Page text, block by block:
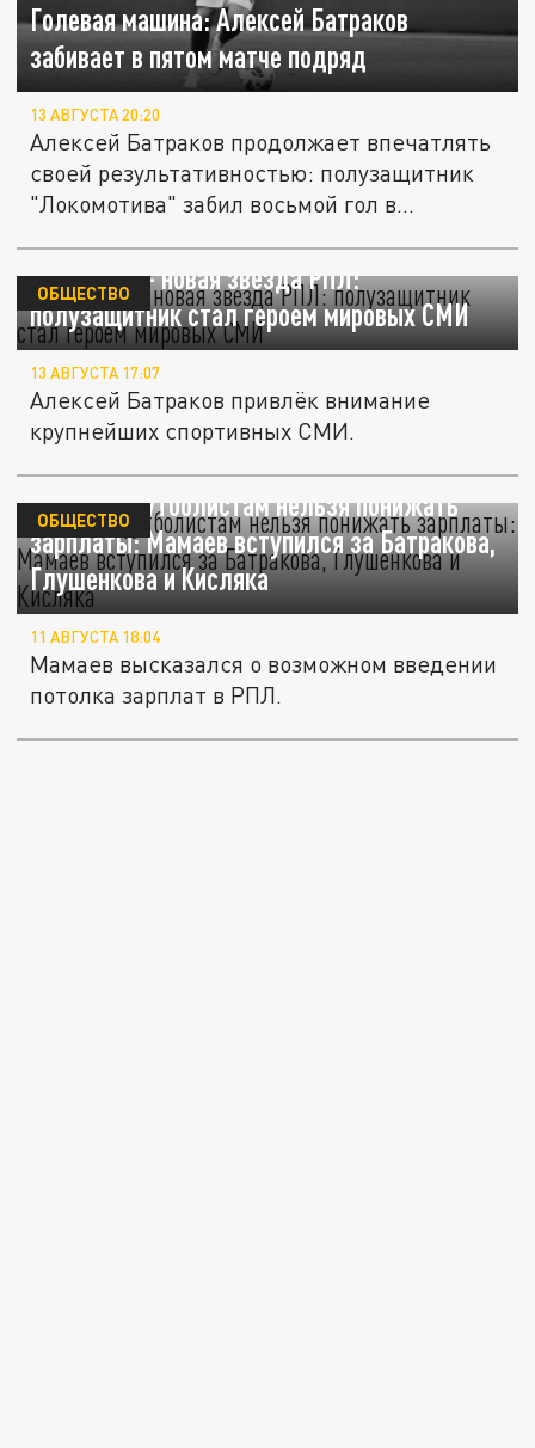
Голевая машина: Алексей Батраков
забивает в пятом матче подряд
13 АВГУСТА 20:20
Алексей Батраков продолжает впечатлять
своей результативностью: полузащитник
"Локомотива" забил восьмой гол в...
Батраков — новая звезда РПЛ:
полузащитник стал героем мировых СМИ
ОБЩЕСТВО
13 АВГУСТА 17:07
Алексей Батраков привлёк внимание
крупнейших спортивных СМИ.
Русским футболистам нельзя понижать
зарплаты: Мамаев вступился за Батракова,
Глушенкова и Кисляка
ОБЩЕСТВО
11 АВГУСТА 18:04
Мамаев высказался о возможном введении
потолка зарплат в РПЛ.